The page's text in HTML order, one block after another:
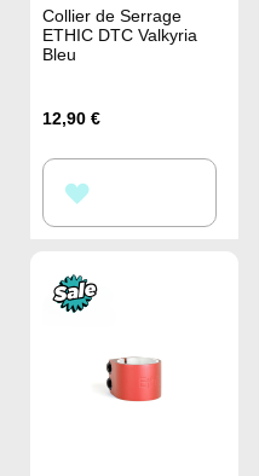
Collier de Serrage
ETHIC DTC Valkyria
Bleu
12,90 €
À
D’ENVIE